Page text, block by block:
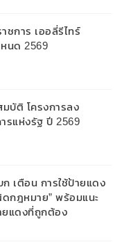
ชการ เออลี่รีไทร์
นด 2569
บัติ โครงการลง
รแห่งรัฐ ปี 2569
เตือน การใช้ป้ายแดง
ดกฎหมาย” พร้อมแนะ
ยแดงที่ถูกต้อง